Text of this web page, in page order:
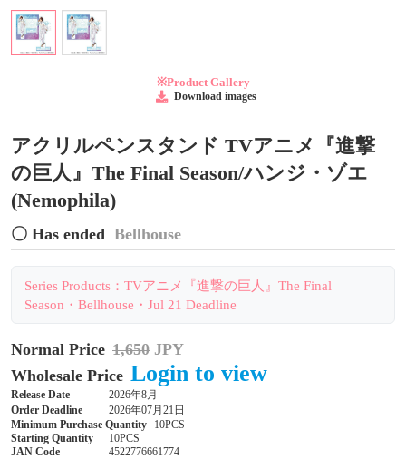
※Product Gallery
Download images
アクリルペンスタンド TVアニメ『進撃
の巨人』The Final Season/ハンジ・ゾエ
(Nemophila)
〇 Has ended Bellhouse
Series Products：TVアニメ『進撃の巨人』The Final
Season・Bellhouse・Jul 21 Deadline
Normal Price 1,650 JPY
Wholesale Price Login to view
Release Date
2026年8月
Order Deadline
2026年07月21日
Minimum Purchase Quantity
10PCS
Starting Quantity
10PCS
JAN Code
4522776661774